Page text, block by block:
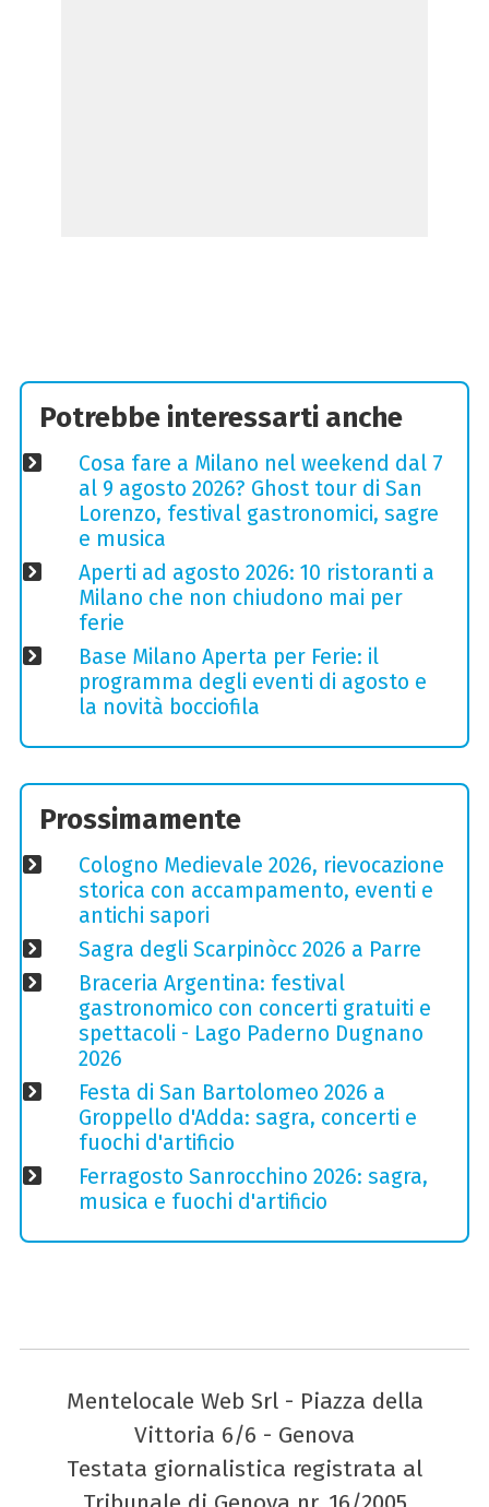
Potrebbe interessarti anche
Cosa fare a Milano nel weekend dal 7
al 9 agosto 2026? Ghost tour di San
Lorenzo, festival gastronomici, sagre
e musica
Aperti ad agosto 2026: 10 ristoranti a
Milano che non chiudono mai per
ferie
Base Milano Aperta per Ferie: il
programma degli eventi di agosto e
la novità bocciofila
Prossimamente
Cologno Medievale 2026, rievocazione
storica con accampamento, eventi e
antichi sapori
Sagra degli Scarpinòcc 2026 a Parre
Braceria Argentina: festival
gastronomico con concerti gratuiti e
spettacoli - Lago Paderno Dugnano
2026
Festa di San Bartolomeo 2026 a
Groppello d'Adda: sagra, concerti e
fuochi d'artificio
Ferragosto Sanrocchino 2026: sagra,
musica e fuochi d'artificio
Mentelocale Web Srl - Piazza della
Vittoria 6/6 - Genova
Testata giornalistica registrata al